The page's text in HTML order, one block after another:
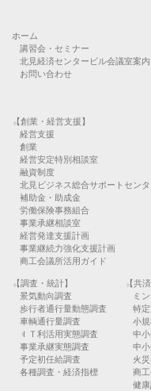
ホーム
講習会・セミナー
北見経済センタービル会議室案内
お問い合わせ
【創業・経営支援】
経営支援
創業
経営安定特別相談室
融資制度
北見ビジネス総合サポートセンタ
補助金・助成金
労働保険事務組合
事業承継相談室
経営発達支援計画
事業継続力強化支援計画
商工会議所活用ガイド
【調査・統計】
景気動向調査
歩行者通行量動態調査
車輌通行量調査
ＩＴ利活用実態調査
事業承継実態調査
予定初任給調査
各種調査・経済指標
【共
ミ
特
小
中
中
火
商
健